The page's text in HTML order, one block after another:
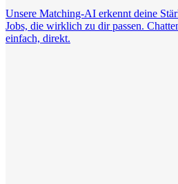
Unsere Matching-AI erkennt deine
Jobs, die wirklich zu dir passen.
einfach, direkt.